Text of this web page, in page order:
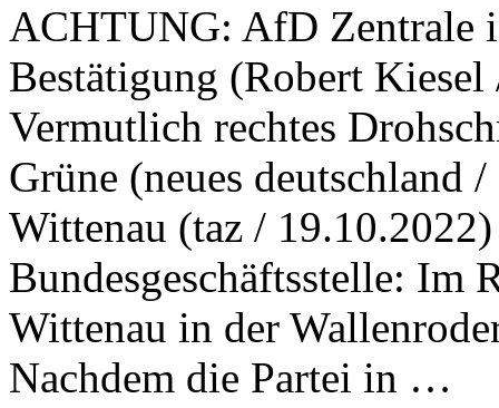
ACHTUNG: AfD Zentrale
Bestätigung (Robert
Vermutlich rechtes
Grüne (neues deutschland
Wittenau (taz /
Bundesgeschäftsstelle: Im
Wittenau in der
Nachdem die Partei in …